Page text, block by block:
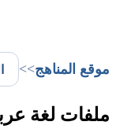
موقع المناهج>>
ملفات لغة